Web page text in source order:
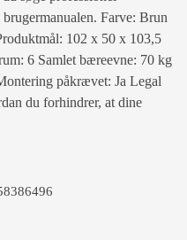
Farve: Brun
102 x 50 x 103,5
6 Samlet bæreevne: 70 kg
påkrævet: Ja Legal
du forhindrer, at dine